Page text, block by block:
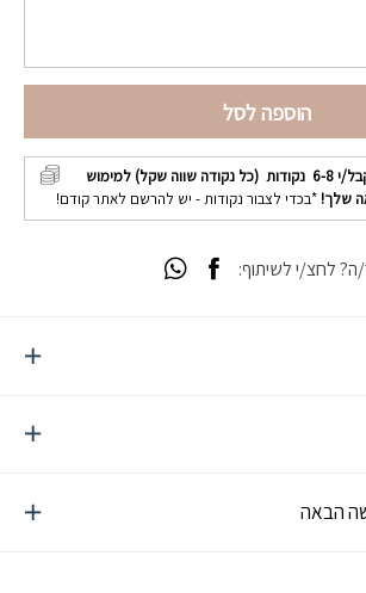
הוספה לסל
י 6-8 נקודות (כל נקודה שווה שקל) למימוש
שלך! *בכדי לצבור נקודות - יש להרשם לאתר קודם!
הבאה
לחצ/י לשיתוף: